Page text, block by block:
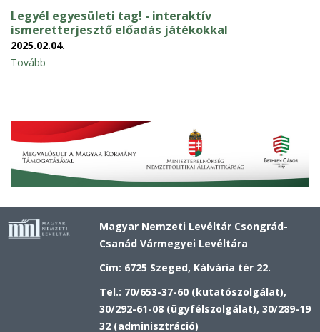
Legyél egyesületi tag! - interaktív
ismeretterjesztő előadás játékokkal
2025.02.04.
Tovább
Magyar Nemzeti Levéltár Csongrád-
Csanád Vármegyei Levéltára
Cím: 6725 Szeged, Kálvária tér 22.
Tel.: 70/653-37-60 (kutatószolgálat),
30/292-61-08 (ügyfélszolgálat), 30/289-19
32 (adminisztráció)